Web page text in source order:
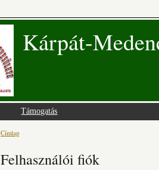
Kárpát-
Támogatás
Jelenlegi hely
Címlap
Felhasználói fiók